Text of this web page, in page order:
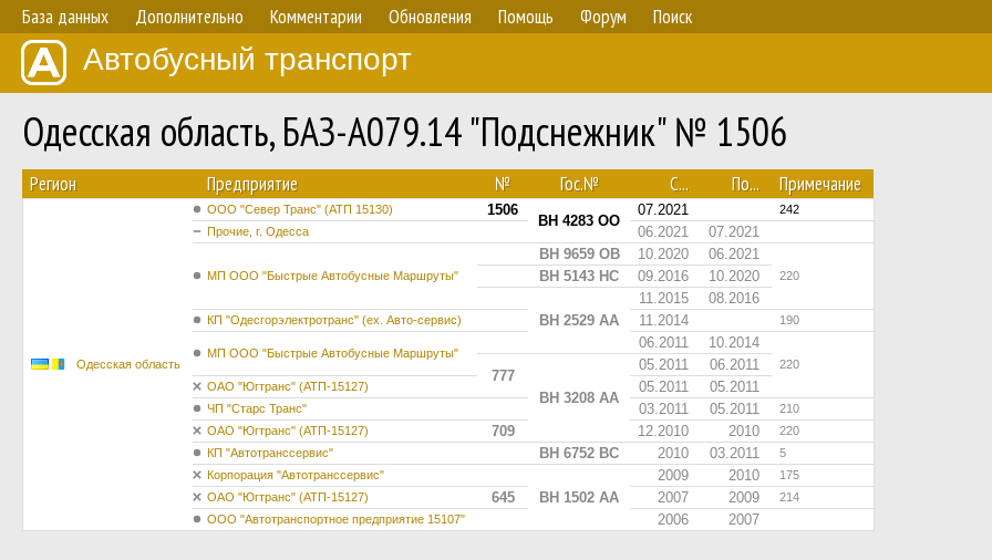
База данных Дополнительно Комментарии Обновления Помощь Форум Поиск
Автобусный транспорт
Одесская область, БАЗ-А079.14 "Подснежник" № 1506
Регион Предприятие № Гос.№ С... По... Примечание
Одесская область
ООО "Север Транс" (АТП 15130) 1506
BH 4283 OO
07.2021
242
Прочие, г. Одесса
06.2021 07.2021
МП ООО "Быстрые Автобусные Маршруты"
BH 9659 OB 10.2020 06.2021
220
BH 5143 HC 09.2016 10.2020
BH 2529 AA
11.2015 08.2016
КП "Одесгорэлектротранс" (ех. Авто-сервис) 11.2014 190
МП ООО "Быстрые Автобусные Маршруты"
06.2011 10.2014
220
777
BH 3208 AA
05.2011 06.2011
ОАО "Югтранс" (АТП-15127) 05.2011 05.2011
ЧП "Старс Транс" 03.2011 05.2011
210
ОАО "Югтранс" (АТП-15127)
709 12.2010 2010
220
КП "Автотранссервис"
BH 6752 BC 2010 03.2011
5
Корпорация "Автотранссервис"
BH 1502 AA
2009 2010
175
ОАО "Югтранс" (АТП-15127)
645 2007 2009
214
ООО "Автотранспортное предприятие 15107"
2006 2007